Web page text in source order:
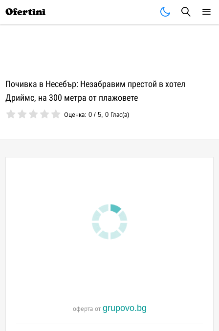
Ofertini
Почивка в Несебър: Незабравим престой в хотел
Дриймс, на 300 метра от плажовете
Оценка:0 /5,0 Глас(а)
оферта от grupovo.bg